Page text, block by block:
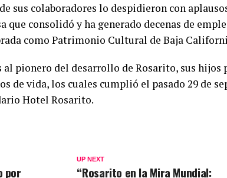
sus colaboradores lo despidieron con
consolidó y ha generado decenas de
como Patrimonio Cultural de Baja
pionero del desarrollo de Rosarito, sus hijos
de vida, los cuales cumplió el pasado 29 de
Hotel Rosarito.
UP NEXT
“Rosarito en la Mira Mundial:
por